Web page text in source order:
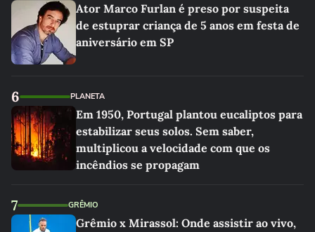
Ator Marco Furlan é preso por suspeita
de estuprar criança de 5 anos em festa de
aniversário em SP
6 PLANETA
Em 1950, Portugal plantou eucaliptos para
estabilizar seus solos. Sem saber,
multiplicou a velocidade com que os
incêndios se propagam
7 GRÊMIO
Grêmio x Mirassol: Onde assistir ao vivo,